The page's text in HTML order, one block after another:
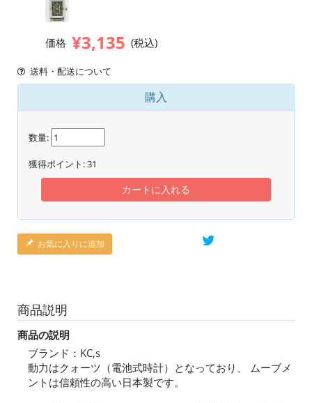
価格 ¥3,135 (税込)
送料・配送について
購入
数量:
獲得ポイント:31
カートに入れる
お気に入りに追加
商品説明
商品の説明
ブランド：KC,s
動力はクォーツ（電池式時計）となっており、 ムーブメ
ントは信頼性の高い日本製です。